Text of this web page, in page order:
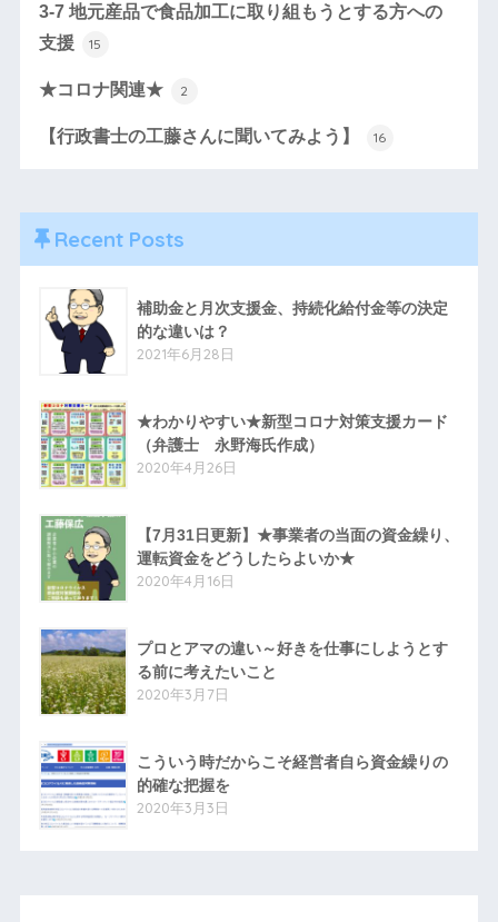
3-7 地元産品で食品加工に取り組もうとする方への
支援
15
★コロナ関連★ 2
【行政書士の工藤さんに聞いてみよう】 16
Recent Posts
補助金と月次支援金、持続化給付金等の決定
的な違いは？
2021年6月28日
★わかりやすい★新型コロナ対策支援カード
（弁護士 永野海氏作成）
2020年4月26日
【7月31日更新】★事業者の当面の資金繰り、
運転資金をどうしたらよいか★
2020年4月16日
プロとアマの違い～好きを仕事にしようとす
る前に考えたいこと
2020年3月7日
こういう時だからこそ経営者自ら資金繰りの
的確な把握を
2020年3月3日